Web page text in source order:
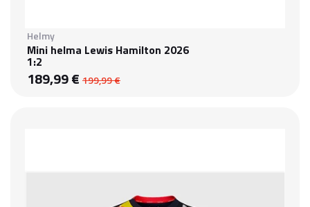
Helmy
Mini helma Lewis Hamilton 2026
1:2
189,99 € 199,99 €